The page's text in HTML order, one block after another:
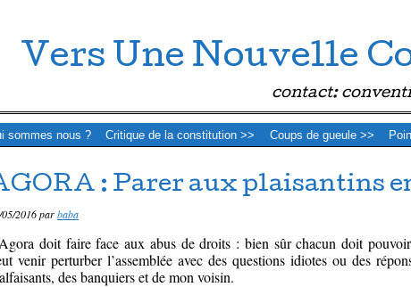
Vers Une Nouvelle
contact:
☰
directement au contenu
sommes nous ? Critique de la constitution >> Coups de gueule >>
: Parer aux plaisantins
05/2016parbaba
doit faire face aux abus de droits : bien sûr chacun doit
venir perturber l’assemblée avec des questions idiotes ou des
des banquiers et de mon voisin.